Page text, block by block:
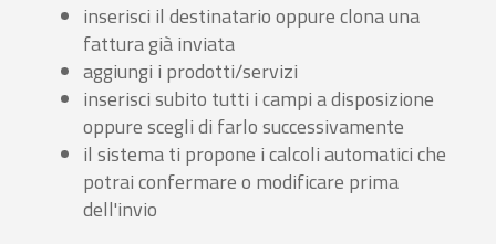
inserisci il destinatario oppure clona una
fattura già inviata
aggiungi i prodotti/servizi
inserisci subito tutti i campi a disposizione
oppure scegli di farlo successivamente
il sistema ti propone i calcoli automatici che
potrai confermare o modificare prima
dell'invio